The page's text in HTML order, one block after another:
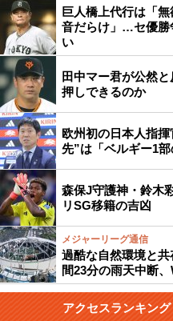
巨人橋上代行は「
音だらけ」…セ優勝
い
田中マー君が公然
押しできるのか
欧州初の日本人指
先”は「ベルギー1
森保J守護神・鈴木
リSG移籍の吉凶
メジャーリーグ通信
過酷な自然環境と
間23分の雨天中断
アクセスランキング